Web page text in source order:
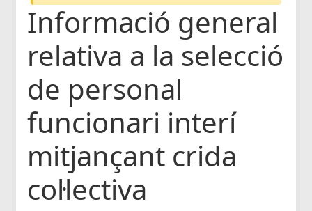
Informació general
relativa a la selecció
de personal
funcionari interí
mitjançant crida
col·lectiva